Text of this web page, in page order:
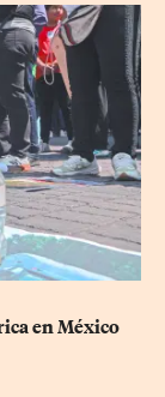
en México